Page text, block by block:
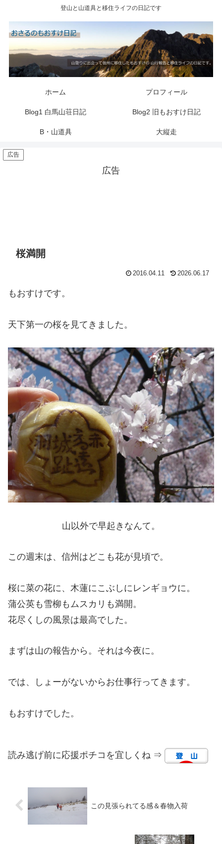
登山と山道具と移住ライフの日記です
ホーム プロフィール
Blog1 白馬山荘日記 Blog2 旧もおすけ日記
B・山道具 大縦走
広告
広告
桜満開
2016.04.11 2026.06.17
もおすけです。
天下第一の桜を見てきました。
山以外で早起きなんて。
この週末は、信州はどこも花が見頃で。
桜に菜の花に、木蓮にこぶしにレンギョウに。
蒲公英も雪柳もムスカリも満開。
花尽くしの風景は最高でした。
まずは山の報告から。それは今夜に。
では、しょーがないからお仕事行ってきます。
もおすけでした。
読み逃げ前に応援ポチコを宜しくね ⇒
この見張られてる感＆春物入荷